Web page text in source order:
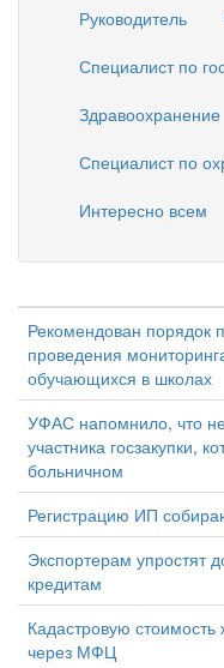
Руководитель
Специалист по
Здравоохранение
Специалист по
Интересно всем
Рекомендован порядок
проведения
обучающихся в школах
УФАС напомнило, что
участника госзакупки,
больничном
Регистрацию ИП
Экспортерам упростят
кредитам
Кадастровую
через МФЦ